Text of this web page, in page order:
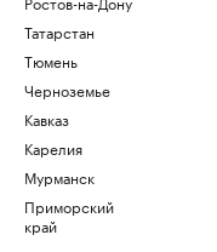
Татарстан
Тюмень
Черноземье
Кавказ
Карелия
Мурманск
Приморский
край